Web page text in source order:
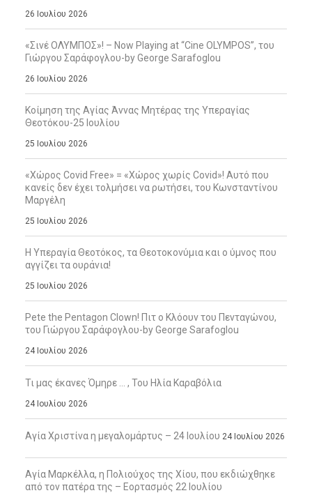
26 Ιουλίου 2026
«Σινέ ΟΛΥΜΠΟΣ»! – Now Playing at “Cine OLYMPOS”, του
Γιώργου Σαράφογλου-by George Sarafoglou
26 Ιουλίου 2026
Κοίμηση της Αγίας Άννας Μητέρας της Υπεραγίας
Θεοτόκου-25 Ιουλίου
25 Ιουλίου 2026
«Χώρος Covid Free» = «Χώρος χωρίς Covid»! Αυτό που
κανείς δεν έχει τολμήσει να ρωτήσει, του Κωνσταντίνου
Μαργέλη
25 Ιουλίου 2026
Η Υπεραγία Θεοτόκος, τα Θεοτοκονύμια και ο ύμνος που
αγγίζει τα ουράνια!
25 Ιουλίου 2026
Pete the Pentagon Clown! Πιτ ο Κλόουν του Πενταγώνου,
του Γιώργου Σαράφογλου-by George Sarafoglou
24 Ιουλίου 2026
Τι μας έκανες Όμηρε … , Του Ηλία Καραβόλια
24 Ιουλίου 2026
Αγία Χριστίνα η μεγαλομάρτυς – 24 Ιουλίου 24 Ιουλίου 2026
Αγία Μαρκέλλα, η Πολιούχος της Χίου, που εκδιώχθηκε
από τον πατέρα της – Εορτασμός 22 Ιουλίου